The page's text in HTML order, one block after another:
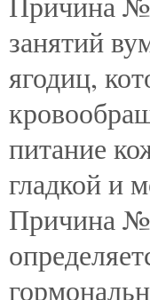
занятий
ягодиц,
питание
гладкой и
Причина